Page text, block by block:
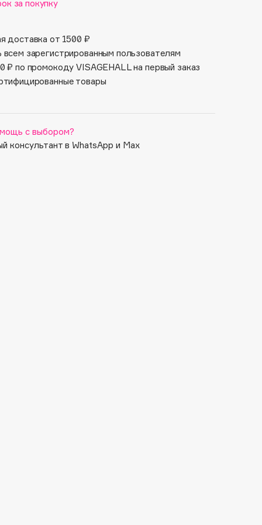
за покупку
доставка от 1500 ₽
всем зарегистрированным пользователям
₽ по промокоду VISAGEHALL на первый заказ
товары
с выбором?
консультант в WhatsApp и Max